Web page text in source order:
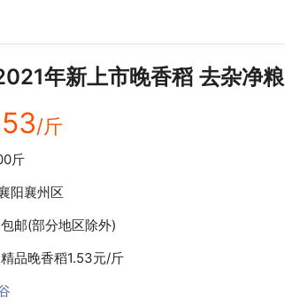
年新上市晚香稻 去杂净粮
/斤
斤
阳襄州区
邮(部分地区除外)
品晚香稻1.53元/斤